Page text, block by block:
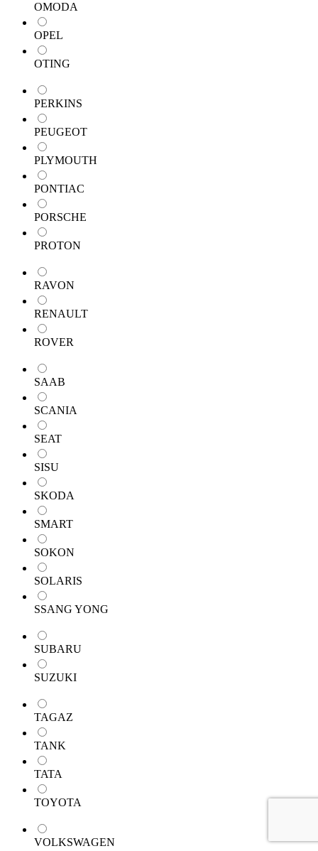
OMODA
OPEL
OTING
PERKINS
PEUGEOT
PLYMOUTH
PONTIAC
PORSCHE
PROTON
RAVON
RENAULT
ROVER
SAAB
SCANIA
SEAT
SISU
SKODA
SMART
SOKON
SOLARIS
SSANG YONG
SUBARU
SUZUKI
TAGAZ
TANK
TATA
TOYOTA
VOLKSWAGEN